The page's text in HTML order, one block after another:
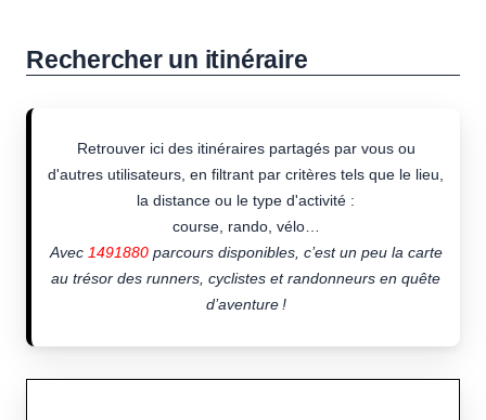
Rechercher un itinéraire
Retrouver ici des itinéraires partagés par vous ou
d'autres utilisateurs, en filtrant par critères tels que le lieu,
la distance ou le type d'activité :
course, rando, vélo…
Avec 1491880parcours disponibles, c’est un peu la carte
au trésor des runners, cyclistes et randonneurs en quête
d’aventure !